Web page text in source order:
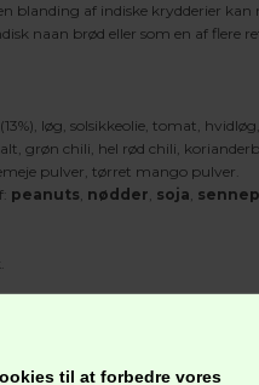
til at forbedre vores
blanding af indiske krydderier kan
naan brød eller som en af flere
løg, solsikkeolie, tomat,
grøn chili, hel rød chili,
pulver, tørret mango pulver.
peanuts, nødder, soja,